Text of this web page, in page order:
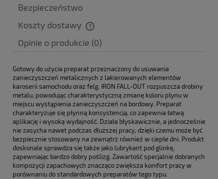
Bezpieczeństwo
Koszty dostawy
Cena nie zawiera ewentualnych kosztów płatności
Opinie o produkcie (0)
Gotowy do użycia preparat przeznaczony do usuwania
zanieczyszczeń metalicznych z lakierowanych elementów
karoserii samochodu oraz felg. IRON FALL-OUT rozpuszcza drobiny
metalu, powodując charakterystyczną zmianę koloru płynu w
miejscu wystąpienia zanieczyszczeń na bordowy. Preparat
charakteryzuje się płynną konsystencją, co zapewnia łatwą
aplikację i wysoką wydajność. Działa błyskawicznie, a jednocześnie
nie zasycha nawet podczas dłuższej pracy, dzięki czemu może być
bezpiecznie stosowany na zewnątrz również w ciepłe dni. Produkt
doskonale sprawdza się także jako lubrykant pod glinkę,
zapewniając bardzo dobry poślizg. Zawartość specjalnie dobranych
kompozycji zapachowych znacząco zwiększa komfort pracy w
porównaniu do standardowych preparatów tego typu.